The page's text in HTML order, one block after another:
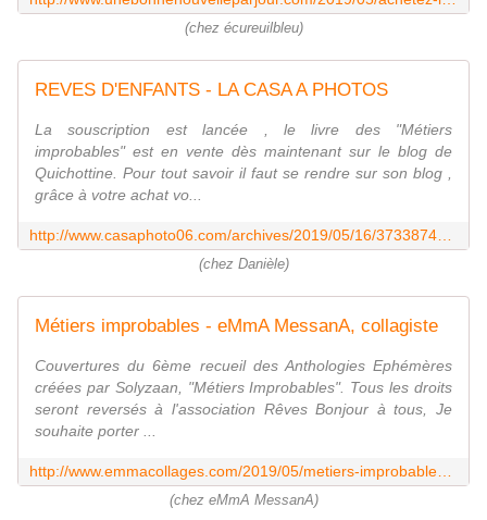
(chez écureuilbleu)
REVES D'ENFANTS - LA CASA A PHOTOS
La souscription est lancée , le livre des "Métiers
improbables" est en vente dès maintenant sur le blog de
Quichottine. Pour tout savoir il faut se rendre sur son blog ,
grâce à votre achat vo...
(chez Danièle)
Métiers improbables - eMmA MessanA, collagiste
Couvertures du 6ème recueil des Anthologies Ephémères
créées par Solyzaan, "Métiers Improbables". Tous les droits
seront reversés à l'association Rêves Bonjour à tous, Je
souhaite porter ...
(chez eMmA MessanA)